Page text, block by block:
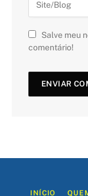
Salve meu
comentário!
INÍCIO